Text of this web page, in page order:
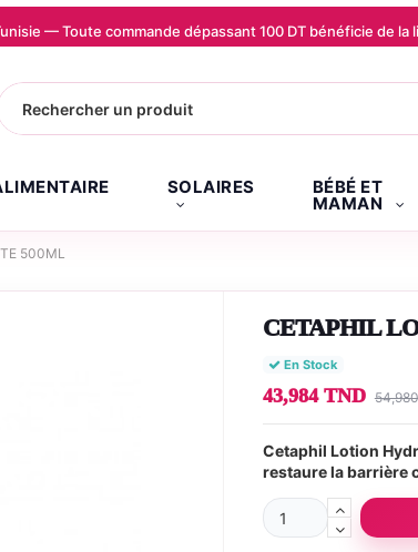
— Toute commande dépassant 100 DT bénéficie de
SOLAIRES BÉBÉ ET
MAMAN
500ML
CETAPHIL
En Stock
43,984 TND
Cetaphil Lotion
restaure la barrière